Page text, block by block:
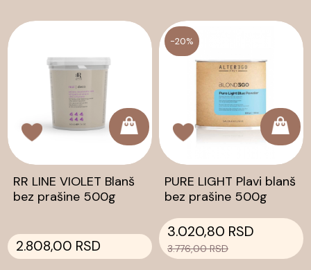
RR LINE VIOLET Blanš
bez prašine 500g
2.808,00 RSD
-20%
PURE LIGHT Plavi blanš
bez prašine 500g
3.020,80 RSD
3.776,00 RSD